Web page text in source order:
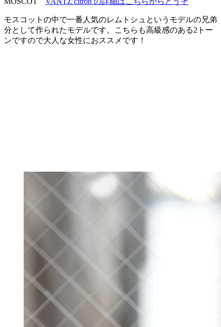
モスコットの中で一番人気のレムトシュというモデルの兄弟
分として作られたモデルです。こちらも高級感のある2トー
ンですので大人な女性におススメです！